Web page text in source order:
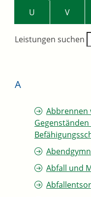
U V
Leistungen suchen
A
Abbrennen
Abfall und